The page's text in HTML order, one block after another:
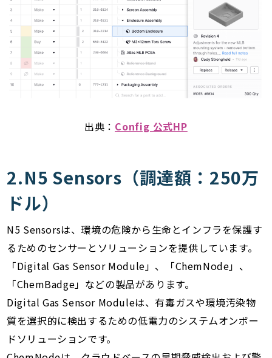
出典： Config 公式HP
2.N5 Sensors（調達額：250万
ドル）
N5 Sensorsは、環境の危険から生命とインフラを保護す
るためのセンサーとソリューションを提供しています。
「Digital Gas Sensor Module」、「ChemNode」、
「ChemBadge」などの製品があります。
Digital Gas Sensor Moduleは、有毒ガスや環境汚染物
質を選択的に検出するための低電力のシステムオンボー
ドソリューションです。